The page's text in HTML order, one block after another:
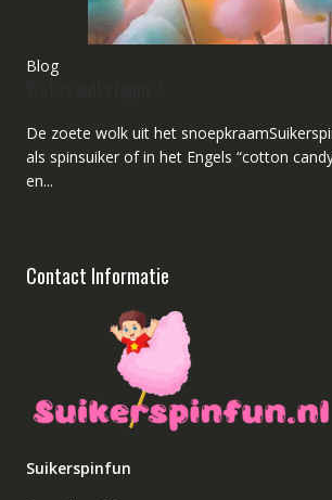
Blog
De zoete wolk uit het
als spinsuiker of in het Engels “cotton
en...
Contact Informatie
Suikerspinfun